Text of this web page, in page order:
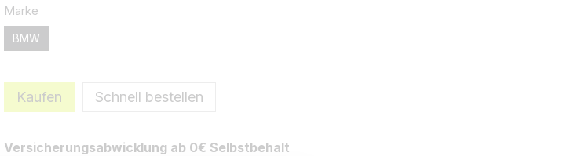
Marke
BMW
Kaufen Schnell bestellen
Versicherungsabwicklung ab 0€ Selbstbehalt